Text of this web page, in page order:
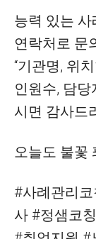
능력 있는
연락처로 문
“기관명, 위
인원수, 담당
시면 감사드
오늘도 불꽃
#사례관리
사 #정샘코